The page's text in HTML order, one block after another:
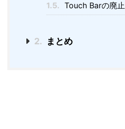
1.5. Touch Barの廃止
2. まとめ